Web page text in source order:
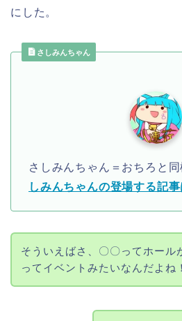
にした。
さしみんちゃん
さしみんちゃん＝おちろと
しみんちゃんの登場する記
そういえばさ、〇〇ってホール
ってイベントみたいなんだよね！